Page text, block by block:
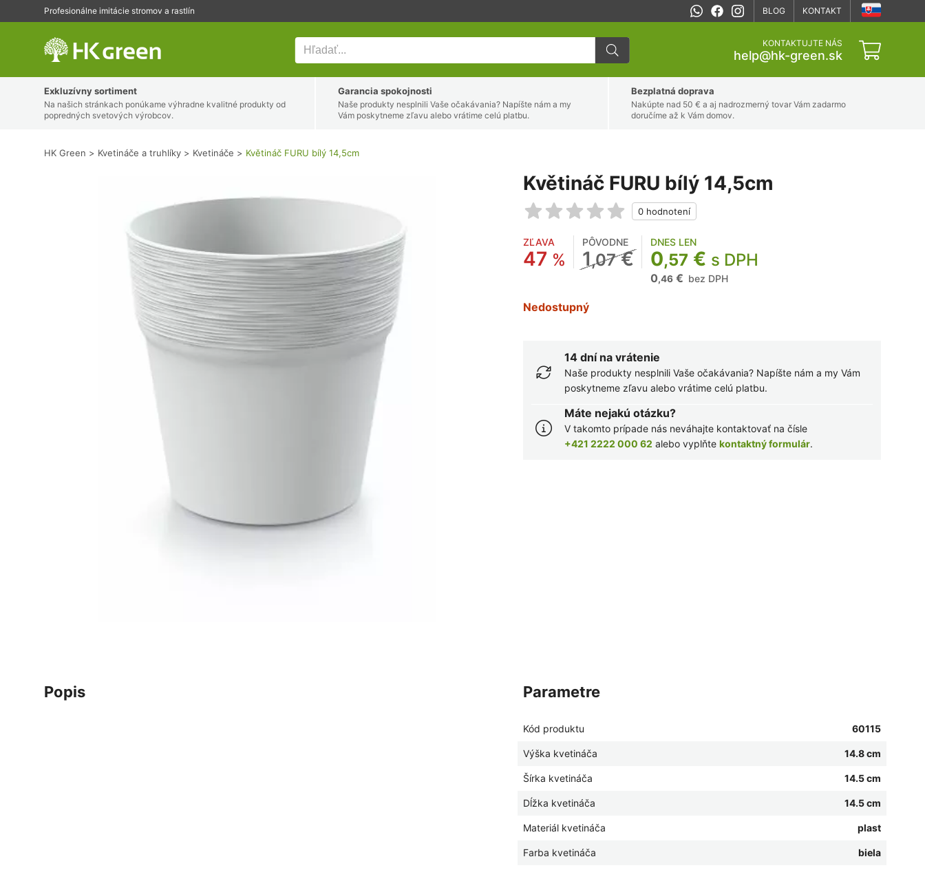
Profesionálne imitácie stromov a rastlín BLOG
KONTAKT
KONTAKTUJTE NÁS
help@hk-green.sk
HK Green Kvetináče a truhlíky Kvetináče Květináč FURU bílý 14,5cm
Exkluzívny sortiment
Na našich stránkach ponúkame výhradne kvalitné produkty od
popredných svetových výrobcov.
Garancia spokojnosti
Naše produkty nesplnili Vaše očakávania? Napíšte nám a my
Vám poskytneme zľavu alebo vrátime celú platbu.
Bezplatná doprava
Nakúpte nad 50 € a aj nadrozmerný tovar Vám zadarmo
doručíme až k Vám domov.
Květináč FURU bílý 14,5cm
ZĽAVA
47 %
PÔVODNE
1,07€
DNES LEN
0,57 € s DPH
0,46 € bez DPH
Nedostupný
14 dní na vrátenie
Naše produkty nesplnili Vaše očakávania? Napíšte nám a my Vám
poskytneme zľavu alebo vrátime celú platbu.
Máte nejakú otázku?
V takomto prípade nás neváhajte kontaktovať na čísle
+421 2222 000 62 alebo vyplňte kontaktný formulár.
popis parametre
Kód produktu 60115
Výška kvetináča 14.8 cm
Šírka kvetináča 14.5 cm
Dĺžka kvetináča 14.5 cm
Materiál kvetináča plast
Farba kvetináča biela